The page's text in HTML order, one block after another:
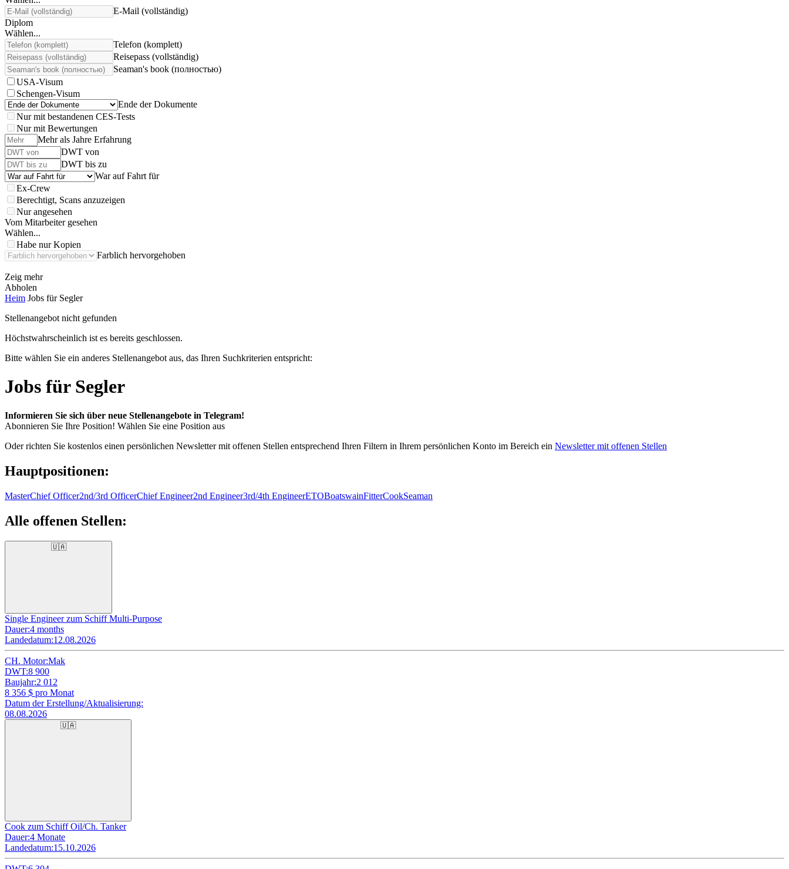
E-Mail (vollständig)
Diplom
Wählen...
Telefon (komplett)
Reisepass (vollständig)
Seaman's book (полностью)
USA-Visum
Schengen-Visum
Ende der Dokumente
Nur mit bestandenen CES-Tests
Nur mit Bewertungen
Mehr als Jahre Erfahrung
DWT von
DWT bis zu
War auf Fahrt für
Ex-Crew
Berechtigt, Scans anzuzeigen
Nur angesehen
Vom Mitarbeiter gesehen
Wählen...
Habe nur Kopien
Farblich hervorgehoben
Zeig mehr
Abholen
Heim Jobs für Segler
Stellenangebot nicht gefunden
Höchstwahrscheinlich ist es bereits geschlossen.
Bitte wählen Sie ein anderes Stellenangebot aus, das Ihren Suchkriterien entspricht:
Jobs für Segler
Informieren Sie sich über neue Stellenangebote in Telegram!
Abonnieren Sie Ihre Position! Wählen Sie eine Position aus
Oder richten Sie kostenlos einen persönlichen Newsletter mit offenen Stellen entsprechend Ihren Filtern in Ihrem persönlichen Konto im Bereich ein Newsletter mit offenen Stellen
Hauptpositionen:
MasterChief Officer2nd/3rd OfficerChief Engineer2nd Engineer3rd/4th EngineerETOBoatswainFitterCookSeaman
Alle offenen Stellen:
🇺🇦
Single Engineer zum Schiff Multi-Purpose
Dauer:4 months
Landedatum:12.08.2026
CH. Motor:Mak
DWT:8 900
Baujahr:2 012
8 356 $ pro Monat
Datum der Erstellung/Aktualisierung:
08.08.2026
🇺🇦
Cook zum Schiff Oil/Ch. Tanker
Dauer:4 Monate
Landedatum:15.10.2026